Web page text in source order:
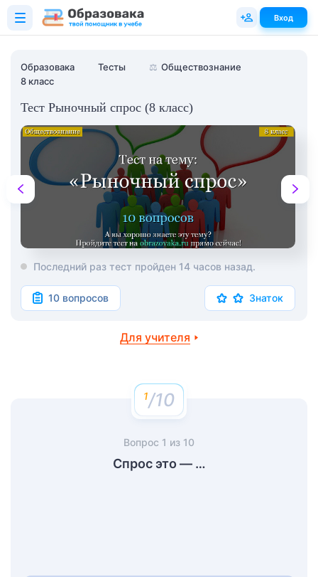
Образовака Тесты ⚖️ Обществознание
8 класс
Тест Рыночный спрос (8 класс)
Последний раз тест пройден 14 часов назад.
10 вопросов Знаток
Для учителя
/10
Вопрос 1 из 10
Спрос это — …
Вход